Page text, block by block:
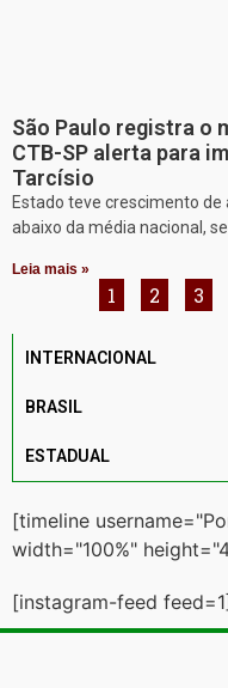
São Paulo registra o
CTB-SP alerta para
Tarcísio
Estado teve crescimento de
abaixo da média nacional,
Leia mais »
1 2 3
INTERNACIONAL
BRASIL
ESTADUAL
[timeline
width="100%"
[instagram-feed feed=1]